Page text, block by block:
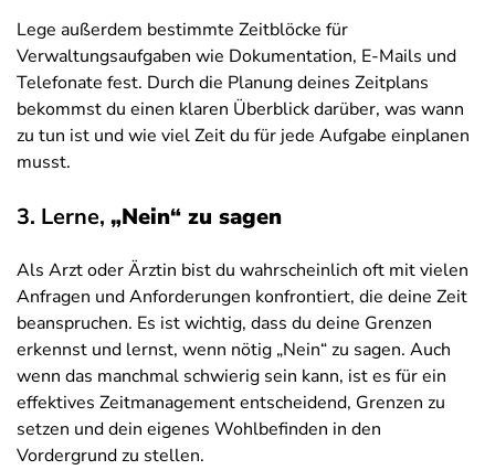
Lege außerdem bestimmte Zeitblöcke für
Verwaltungsaufgaben wie Dokumentation, E-Mails und
Telefonate fest. Durch die Planung deines Zeitplans
bekommst du einen klaren Überblick darüber, was wann
zu tun ist und wie viel Zeit du für jede Aufgabe einplanen
musst.
3. Lerne, „Nein“ zu sagen
Als Arzt oder Ärztin bist du wahrscheinlich oft mit vielen
Anfragen und Anforderungen konfrontiert, die deine Zeit
beanspruchen. Es ist wichtig, dass du deine Grenzen
erkennst und lernst, wenn nötig „Nein“ zu sagen. Auch
wenn das manchmal schwierig sein kann, ist es für ein
effektives Zeitmanagement entscheidend, Grenzen zu
setzen und dein eigenes Wohlbefinden in den
Vordergrund zu stellen.